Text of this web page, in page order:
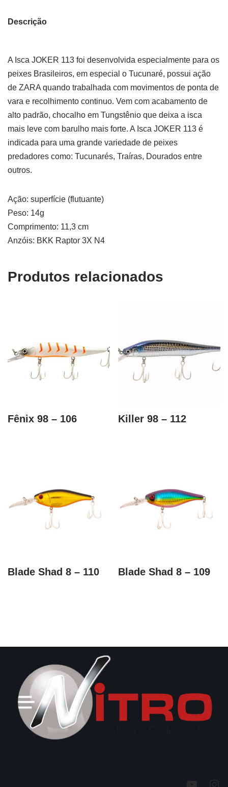
Descrição
A Isca JOKER 113 foi desenvolvida especialmente para os
peixes Brasileiros, em especial o Tucunaré, possui ação
de ZARA quando trabalhada com movimentos de ponta de
vara e recolhimento continuo. Vem com acabamento de
alto padrão, chocalho em Tungstênio que deixa a isca
mais leve com barulho mais forte. A Isca JOKER 113 é
indicada para uma grande variedade de peixes
predadores como: Tucunarés, Traíras, Dourados entre
outros.
Ação: superfície (flutuante)
Peso: 14g
Comprimento: 11,3 cm
Anzóis: BKK Raptor 3X N4
Produtos relacionados
Fênix 98 – 106 Killer 98 – 112
Blade Shad 8 – 110 Blade Shad 8 – 109